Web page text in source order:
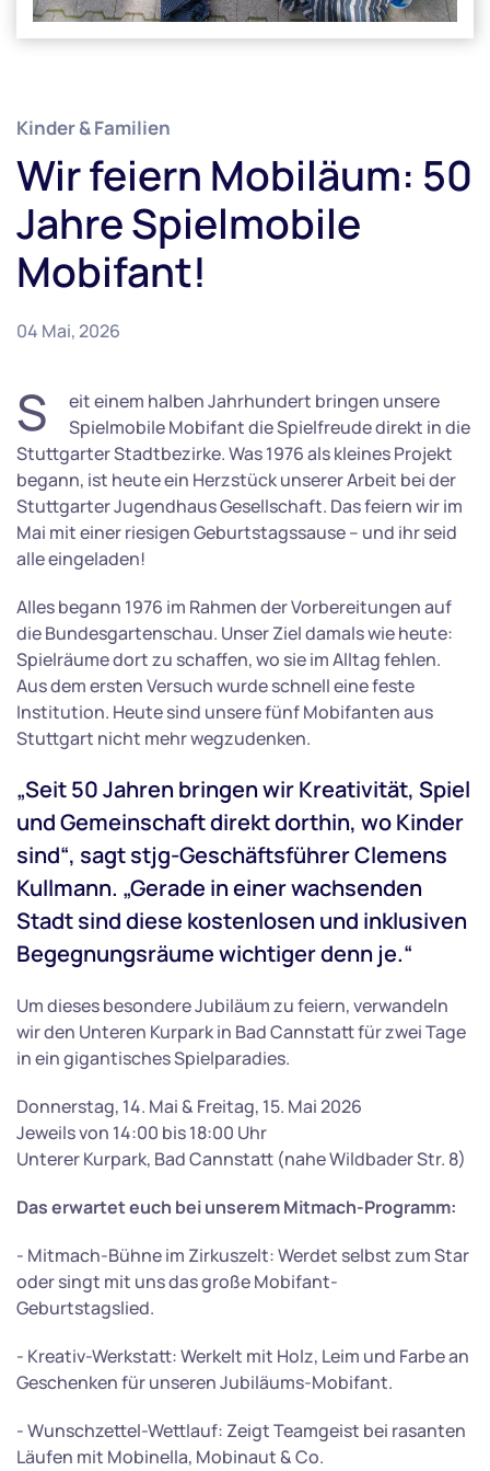
Kinder & Familien
Wir feiern Mobiläum: 50
Jahre Spielmobile
Mobifant!
04 Mai, 2026
S
eit einem halben Jahrhundert bringen unsere
Spielmobile Mobifant die Spielfreude direkt in die
Stuttgarter Stadtbezirke. Was 1976 als kleines Projekt
begann, ist heute ein Herzstück unserer Arbeit bei der
Stuttgarter Jugendhaus Gesellschaft. Das feiern wir im
Mai mit einer riesigen Geburtstagssause – und ihr seid
alle eingeladen!
Alles begann 1976 im Rahmen der Vorbereitungen auf
die Bundesgartenschau. Unser Ziel damals wie heute:
Spielräume dort zu schaffen, wo sie im Alltag fehlen.
Aus dem ersten Versuch wurde schnell eine feste
Institution. Heute sind unsere fünf Mobifanten aus
Stuttgart nicht mehr wegzudenken.
„Seit 50 Jahren bringen wir Kreativität, Spiel
und Gemeinschaft direkt dorthin, wo Kinder
sind“, sagt stjg-Geschäftsführer Clemens
Kullmann. „Gerade in einer wachsenden
Stadt sind diese kostenlosen und inklusiven
Begegnungsräume wichtiger denn je.“
Um dieses besondere Jubiläum zu feiern, verwandeln
wir den Unteren Kurpark in Bad Cannstatt für zwei Tage
in ein gigantisches Spielparadies.
Donnerstag, 14. Mai & Freitag, 15. Mai 2026
Jeweils von 14:00 bis 18:00 Uhr
Unterer Kurpark, Bad Cannstatt (nahe Wildbader Str. 8)
Das erwartet euch bei unserem Mitmach-Programm:
- Mitmach-Bühne im Zirkuszelt: Werdet selbst zum Star
oder singt mit uns das große Mobifant-
Geburtstagslied.
- Kreativ-Werkstatt: Werkelt mit Holz, Leim und Farbe an
Geschenken für unseren Jubiläums-Mobifant.
- Wunschzettel-Wettlauf: Zeigt Teamgeist bei rasanten
Läufen mit Mobinella, Mobinaut & Co.